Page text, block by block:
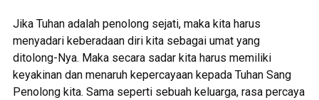
Jika Tuhan adalah penolong sejati, maka kita harus
menyadari keberadaan diri kita sebagai umat yang
ditolong-Nya. Maka secara sadar kita harus memiliki
keyakinan dan menaruh kepercayaan kepada Tuhan Sang
Penolong kita. Sama seperti sebuah keluarga, rasa percaya